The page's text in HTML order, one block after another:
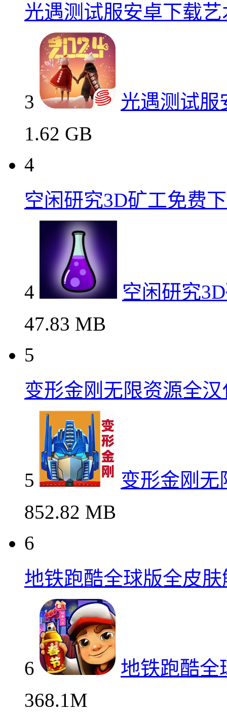
光遇测试服安卓下载
3
光遇测试服
1.62 GB
4
空闲研究3D矿工免费
4
空闲研究
47.83 MB
5
变形金刚无限资源全汉
5
变形金刚无
852.82 MB
6
地铁跑酷全球版全皮
6
地铁跑酷全
368.1M